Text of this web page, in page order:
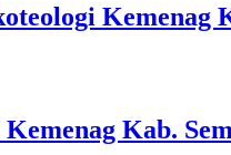
Kemenag
Kab.